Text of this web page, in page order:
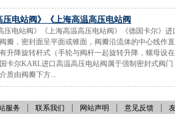
压电站阀》《上海高温高压电站阀
压电站阀》《上海高温高压电站阀》《德国卡尔》
瓣，密封面呈平面或锥面，阀瓣沿流体的中心线作
升降旋转杆式（手轮与阀杆一起旋转升降，螺母设
卡尔KARL进口高温高压电站阀属于强制密封式阀
质由阀瓣下方...
服务 联系我们 网站声明 意见反馈